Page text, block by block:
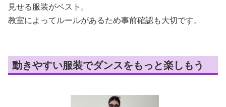
見せる服装がベスト。
教室によってルールがあるため事前確認も大切です。
動きやすい服装でダンスをもっと楽しもう